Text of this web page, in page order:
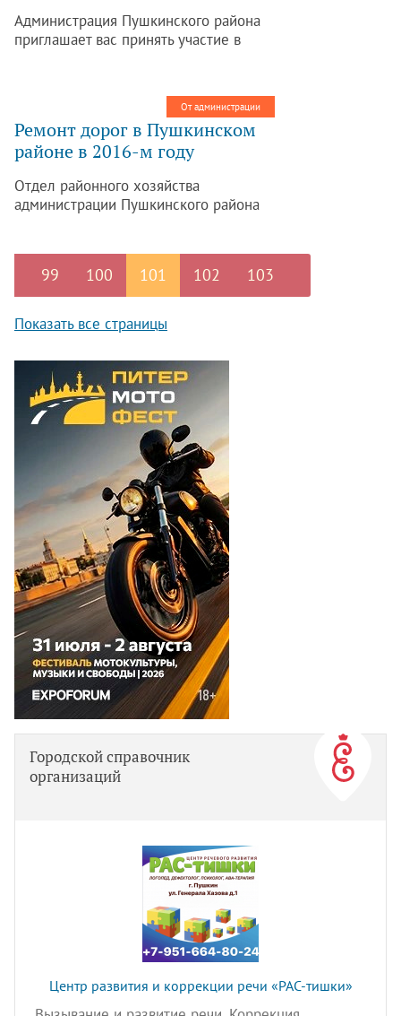
Администрация Пушкинского района
приглашает вас принять участие в
городской), итоги будут подведены до
От администрации
Ремонт дорог в Пушкинском
районе в 2016-м году
Отдел районного хозяйства
администрации Пушкинского района
строительства».
99 100 101 102 103
Показать все страницы
Городской справочник
организаций
Центр развития и коррекции речи «РАС-тишки»